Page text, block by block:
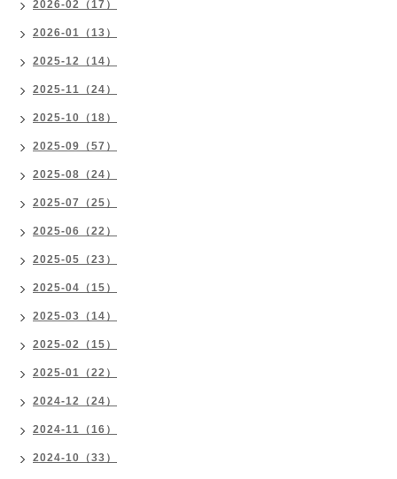
2026-02（17）
2026-01（13）
2025-12（14）
2025-11（24）
2025-10（18）
2025-09（57）
2025-08（24）
2025-07（25）
2025-06（22）
2025-05（23）
2025-04（15）
2025-03（14）
2025-02（15）
2025-01（22）
2024-12（24）
2024-11（16）
2024-10（33）